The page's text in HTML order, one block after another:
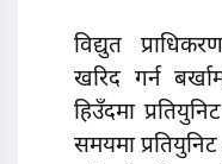
विद्युत
खरिद गर्न
हिउँदमा
समयमा